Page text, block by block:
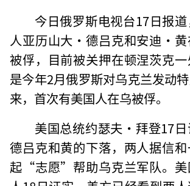
今日俄罗斯电视台17日报
人亚历山大·德吕克和安迪·黄
被俘，目前被关押在顿涅茨克
是今年2月俄罗斯对乌克兰发动
来，首次有美国人在乌被俘。
美国总统约瑟夫·拜登17
德吕克和黄的下落，两人据信
起“志愿”帮助乌克兰军队。美